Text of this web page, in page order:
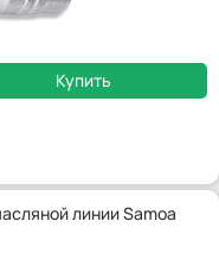
Купить
линии Samoa